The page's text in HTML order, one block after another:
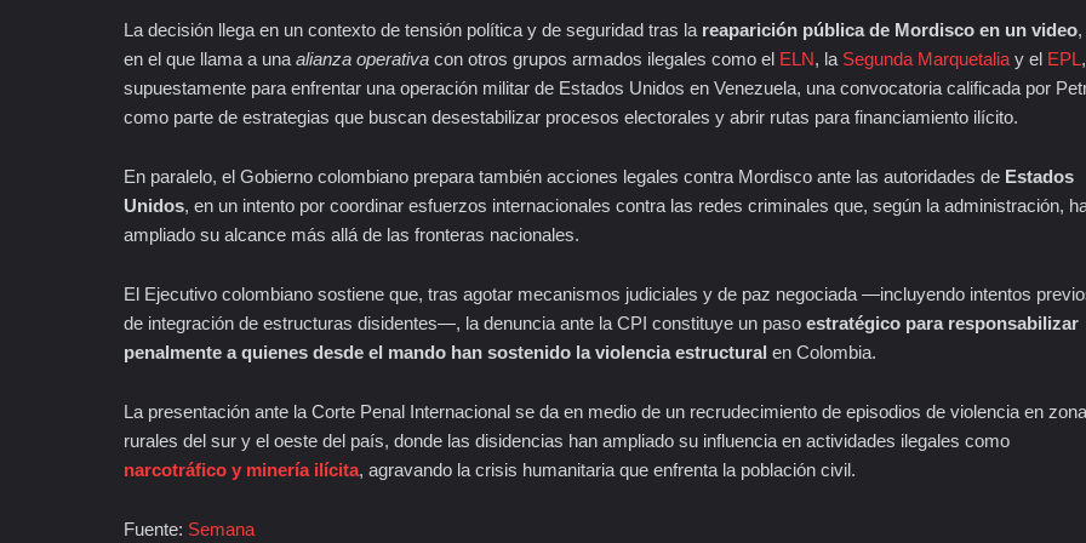
La decisión llega en un contexto de tensión política y de seguridad tras la reaparición pública de Mordisco en un video,
en el que llama a una alianza operativa con otros grupos armados ilegales como el ELN, la Segunda Marquetalia y el EPL,
supuestamente para enfrentar una operación militar de Estados Unidos en Venezuela, una convocatoria calificada por
como parte de estrategias que buscan desestabilizar procesos electorales y abrir rutas para financiamiento ilícito.
En paralelo, el Gobierno colombiano prepara también acciones legales contra Mordisco ante las autoridades de Estados
Unidos, en un intento por coordinar esfuerzos internacionales contra las redes criminales que, según la administración,
ampliado su alcance más allá de las fronteras nacionales.
El Ejecutivo colombiano sostiene que, tras agotar mecanismos judiciales y de paz negociada —incluyendo intentos
de integración de estructuras disidentes—, la denuncia ante la CPI constituye un paso estratégico para responsabilizar
penalmente a quienes desde el mando han sostenido la violencia estructural en Colombia.
La presentación ante la Corte Penal Internacional se da en medio de un recrudecimiento de episodios de violencia en
rurales del sur y el oeste del país, donde las disidencias han ampliado su influencia en actividades ilegales como
narcotráfico y minería ilícita, agravando la crisis humanitaria que enfrenta la población civil.
Fuente: Semana